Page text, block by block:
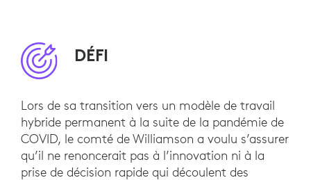
DÉFI
Lors de sa transition vers un modèle de travail
hybride permanent à la suite de la pandémie de
COVID, le comté de Williamson a voulu s’assurer
qu’il ne renoncerait pas à l’innovation ni à la
prise de décision rapide qui découlent des